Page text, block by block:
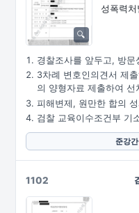
성폭력
경찰조사를 앞두고, 방문
3차례 변호인의견서 제
의 양형자료 제출하여 선
피해변제, 원만한 합의
검찰 교육이수조건부 기
준강
1102